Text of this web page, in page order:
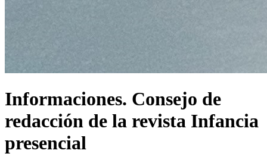
Informaciones. Consejo de
redacción de la revista Infancia
presencial